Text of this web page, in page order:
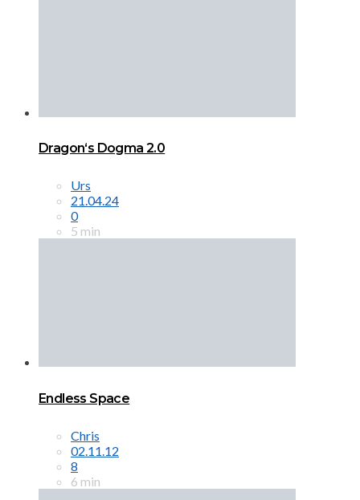
Dragon‘s Dogma 2.0
Urs
21.04.24
0
5 min
Endless Space
Chris
02.11.12
8
6 min